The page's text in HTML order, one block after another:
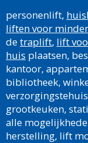
personenlift,
liften voor
detraplift, lift
huis plaatsen,
kantoor,
bibliotheek,
grootkeuken,
alle
herstelling, lift